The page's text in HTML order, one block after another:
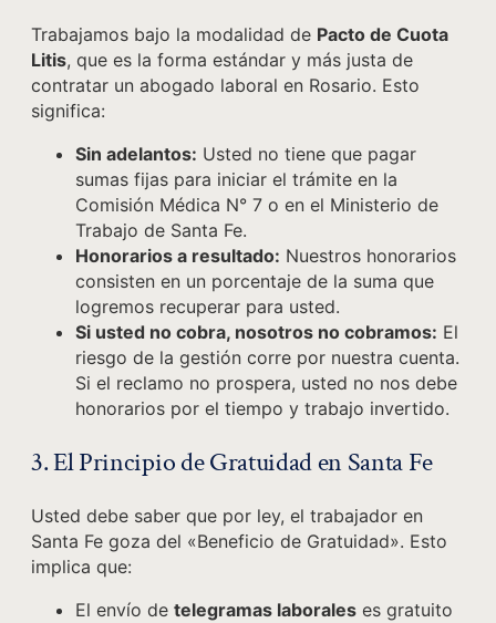
Trabajamos bajo la modalidad de Pacto de Cuota
Litis, que es la forma estándar y más justa de
contratar un abogado laboral en Rosario. Esto
significa:
Sin adelantos: Usted no tiene que pagar
sumas fijas para iniciar el trámite en la
Comisión Médica N° 7 o en el Ministerio de
Trabajo de Santa Fe.
Honorarios a resultado: Nuestros honorarios
consisten en un porcentaje de la suma que
logremos recuperar para usted.
Si usted no cobra, nosotros no cobramos: El
riesgo de la gestión corre por nuestra cuenta.
Si el reclamo no prospera, usted no nos debe
honorarios por el tiempo y trabajo invertido.
3. El Principio de Gratuidad en Santa Fe
Usted debe saber que por ley, el trabajador en
Santa Fe goza del «Beneficio de Gratuidad». Esto
implica que:
El envío de telegramas laborales es gratuito